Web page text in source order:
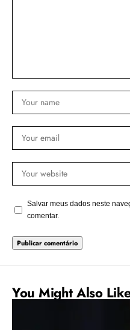
Salvar meus dados neste
comentar.
You Might Also